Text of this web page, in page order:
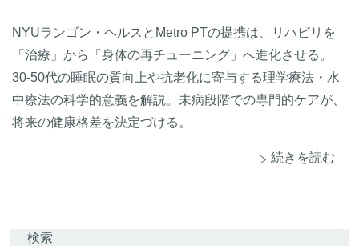
NYUランゴン・ヘルスとMetro PTの提携は、リハビリを
「治療」から「身体の再チューニング」へ進化させる。
30-50代の睡眠の質向上や抗老化に寄与する理学療法・水
中療法の科学的意義を解説。未病段階での専門的ケアが、
将来の健康格差を決定づける。
続きを読む
検索